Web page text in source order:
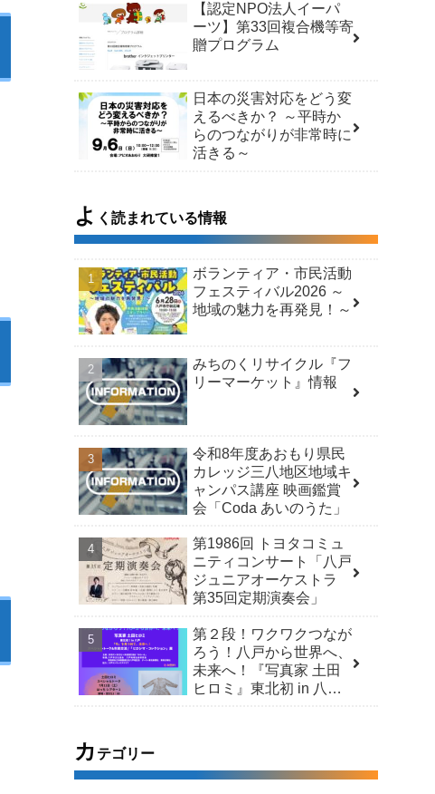
【認定NPO法人イーパ
ーツ】第33回複合機等寄
贈プログラム
日本の災害対応をどう変
えるべきか？ ～平時か
らのつながりが非常時に
活きる～
よ く読まれている情報
ボランティア・市民活動
フェスティバル2026 ～
地域の魅力を再発見！～
みちのくリサイクル『フ
リーマーケット』情報
令和8年度あおもり県民
カレッジ三八地区地域キ
ャンパス講座 映画鑑賞
会「Coda あいのうた」
第1986回 トヨタコミュ
ニティコンサート「八戸
ジュニアオーケストラ
第35回定期演奏会」
第２段！ワクワクつなが
ろう！八戸から世界へ、
未来へ！『写真家 土田
ヒロミ』東北初 in 八戸
カ テゴリー